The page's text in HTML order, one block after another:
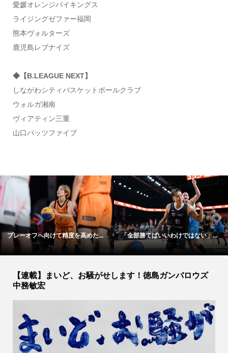
愛媛オレンジバイキングス
ライジングゼファー福岡
熊本ヴォルターズ
鹿児島レブナイズ
◆【B.LEAGUE NEXT】
しながわシティバスケットボールクラブ
ウォルガ湘南
ヴィアティン三重
山口パッツファイブ
いわけではない」...
今年はプレーオフ優勝を目指す
S...
プレーオフ優
【連載】まいど、お騒がせします！徳島ガンバロウズ
中務敏宏